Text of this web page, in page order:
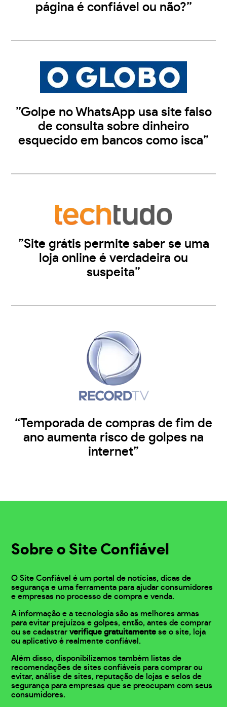
página é confiável ou não?”
”Golpe no WhatsApp usa site falso
de consulta sobre dinheiro
esquecido em bancos como isca”
”Site grátis permite saber se uma
loja online é verdadeira ou
suspeita”
“Temporada de compras de fim de
ano aumenta risco de golpes na
internet”
Sobre o Site Confiável
O Site Confiável é um portal de notícias, dicas de
segurança e uma ferramenta para ajudar consumidores
e empresas no processo de compra e venda.
A informação e a tecnologia são as melhores armas
para evitar prejuízos e golpes, então, antes de comprar
ou se cadastrarverifique gratuitamente se o site, loja
ou aplicativo é realmente confiável.
Além disso, disponibilizamos também listas de
recomendações de sites confiáveis para comprar ou
evitar, análise de sites, reputação de lojas e selos de
segurança para empresas que se preocupam com seus
consumidores.